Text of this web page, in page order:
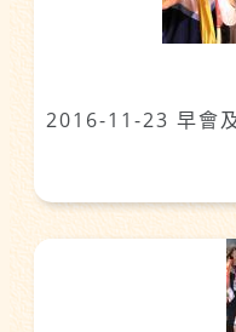
2016-11-23 早會